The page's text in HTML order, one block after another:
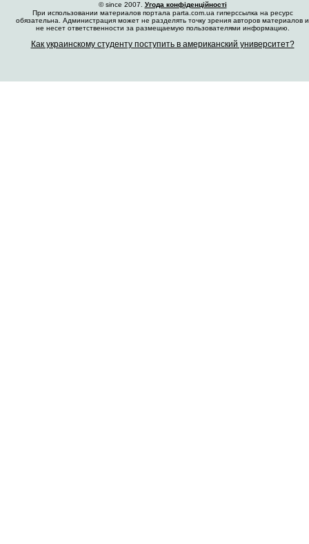
© since 2007. Угода конфіденційності
При использовании материалов портала parta.com.ua гиперссылка на ресурс
обязательна. Администрация может не разделять точку зрения авторов материалов и
не несет ответственности за размещаемую пользователями информацию.
Как украинскому студенту поступить в американский университет?